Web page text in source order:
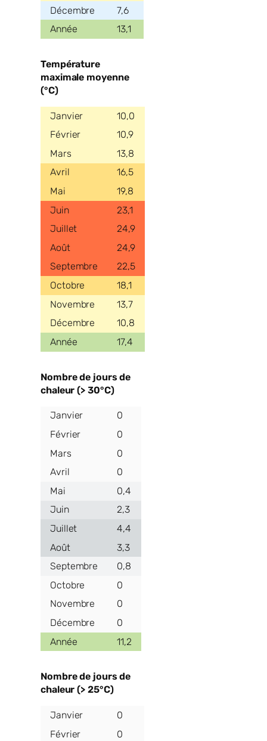
7,6
13,1
Température
maximale moyenne
(°C)
10,0
10,9
13,8
16,5
19,8
23,1
24,9
24,9
22,5
18,1
13,7
10,8
17,4
Nombre de jours de
chaleur (> 30°C)
0
0
0
0
0,4
2,3
4,4
3,3
0,8
0
0
0
11,2
Nombre de jours de
chaleur (> 25°C)
0
0